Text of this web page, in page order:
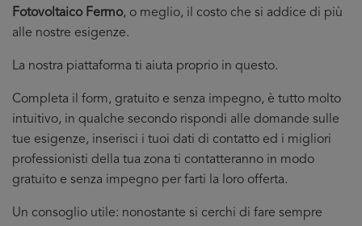
Fotovoltaico Fermo, o meglio, il costo che si addice di più
alle nostre esigenze.
La nostra piattaforma ti aiuta proprio in questo.
Completa il form, gratuito e senza impegno, è tutto molto
intuitivo, in qualche secondo rispondi alle domande sulle
tue esigenze, inserisci i tuoi dati di contatto ed i migliori
professionisti della tua zona ti contatteranno in modo
gratuito e senza impegno per farti la loro offerta.
Un consoglio utile: nonostante si cerchi di fare sempre